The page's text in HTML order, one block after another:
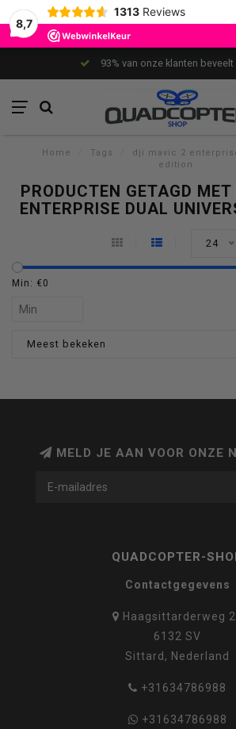
8,7
1313 Reviews
93% van onze klanten beveelt
Home Tags
dji mavic 2
edition
PRODUCTEN GETAGD
ENTERPRISE DUAL
24
Min: €0
Meest bekeken
MELD JE AAN VOOR ONZE
QUADCOPTER-
Contactgegevens
Haagsittarderweg
6132 SV
Sittard, Nederland
+31634786988
+31634786988